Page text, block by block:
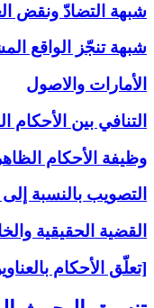
شبهة التضادّ ونقض
شبهة تنجّز الواقع
الأمارات والاصول
التنافي بين الأحكام
وظيفة الأحكام
التصويب بالنسبة
القضية الحقيقية
[تعلّق الأحكام